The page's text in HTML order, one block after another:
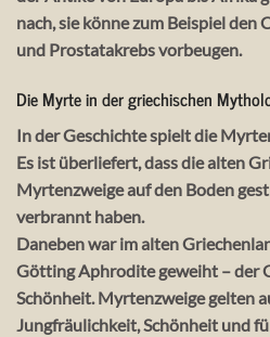
nach, sie könne zum Beispiel den
und Prostatakrebs vorbeugen.
Die Myrte in der griechischen
In der Geschichte spielt die
Es ist überliefert, dass die alten
Myrtenzweige auf den Boden
verbrannt haben.
Daneben war im alten
Götting Aphrodite geweiht – der
Schönheit. Myrtenzweige gelten
Jungfräulichkeit, Schönheit und